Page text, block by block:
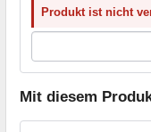
Produkt ist nicht
Mit diesem